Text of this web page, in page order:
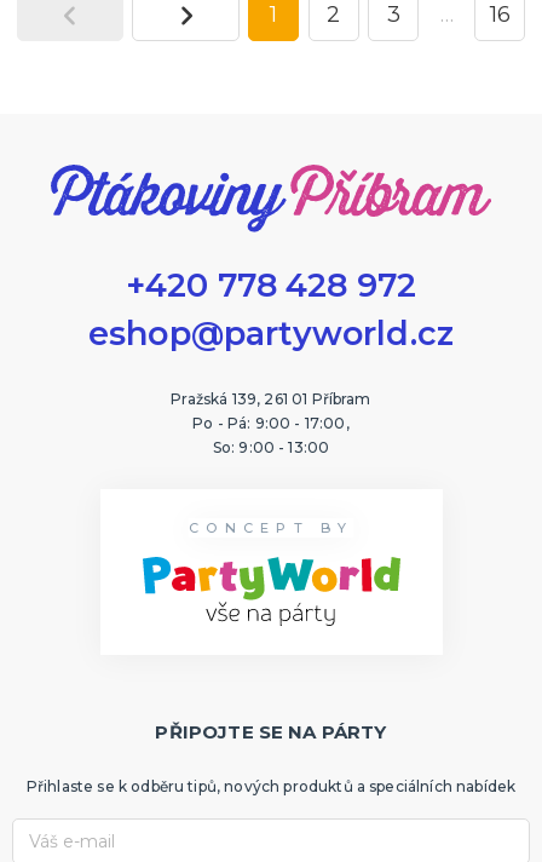
1 2 3 … 16
+420 778 428 972
eshop@partyworld.cz
Pražská 139, 261 01 Příbram
Po - Pá: 9:00 - 17:00,
So: 9:00 - 13:00
CONCEPT BY
PŘIPOJTE SE NA PÁRTY
Přihlaste se k odběru tipů, nových produktů a speciálních nabídek